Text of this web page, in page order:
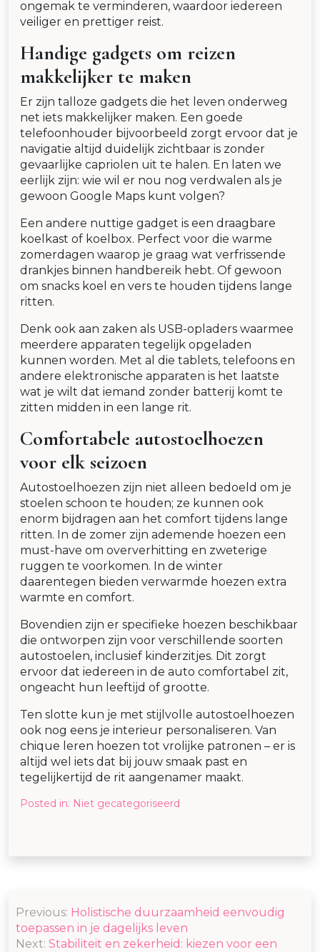
ongemak te verminderen, waardoor iedereen
veiliger en prettiger reist.
Handige gadgets om reizen
makkelijker te maken
Er zijn talloze gadgets die het leven onderweg
net iets makkelijker maken. Een goede
telefoonhouder bijvoorbeeld zorgt ervoor dat je
navigatie altijd duidelijk zichtbaar is zonder
gevaarlijke capriolen uit te halen. En laten we
eerlijk zijn: wie wil er nou nog verdwalen als je
gewoon Google Maps kunt volgen?
Een andere nuttige gadget is een draagbare
koelkast of koelbox. Perfect voor die warme
zomerdagen waarop je graag wat verfrissende
drankjes binnen handbereik hebt. Of gewoon
om snacks koel en vers te houden tijdens lange
ritten.
Denk ook aan zaken als USB-opladers waarmee
meerdere apparaten tegelijk opgeladen
kunnen worden. Met al die tablets, telefoons en
andere elektronische apparaten is het laatste
wat je wilt dat iemand zonder batterij komt te
zitten midden in een lange rit.
Comfortabele autostoelhoezen
voor elk seizoen
Autostoelhoezen zijn niet alleen bedoeld om je
stoelen schoon te houden; ze kunnen ook
enorm bijdragen aan het comfort tijdens lange
ritten. In de zomer zijn ademende hoezen een
must-have om oververhitting en zweterige
ruggen te voorkomen. In de winter
daarentegen bieden verwarmde hoezen extra
warmte en comfort.
Bovendien zijn er specifieke hoezen beschikbaar
die ontworpen zijn voor verschillende soorten
autostoelen, inclusief kinderzitjes. Dit zorgt
ervoor dat iedereen in de auto comfortabel zit,
ongeacht hun leeftijd of grootte.
Ten slotte kun je met stijlvolle autostoelhoezen
ook nog eens je interieur personaliseren. Van
chique leren hoezen tot vrolijke patronen – er is
altijd wel iets dat bij jouw smaak past en
tegelijkertijd de rit aangenamer maakt.
Posted in: Niet gecategoriseerd
Post
navigation
Previous: Holistische duurzaamheid eenvoudig
toepassen in je dagelijks leven
Next: Stabiliteit en zekerheid: kiezen voor een